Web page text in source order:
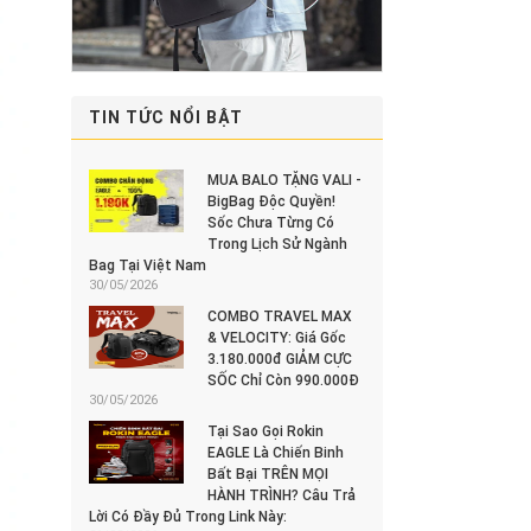
TIN TỨC NỔI BẬT
MUA BALO TẶNG VALI -
BigBag Độc Quyền!
Sốc Chưa Từng Có
Trong Lịch Sử Ngành
Bag Tại Việt Nam
30/05/2026
COMBO TRAVEL MAX
& VELOCITY: Giá Gốc
3.180.000đ GIẢM CỰC
SỐC Chỉ Còn 990.000Đ
30/05/2026
Tại Sao Gọi Rokin
EAGLE Là Chiến Binh
Bất Bại TRÊN MỌI
HÀNH TRÌNH? Câu Trả
Lời Có Đầy Đủ Trong Link Này: